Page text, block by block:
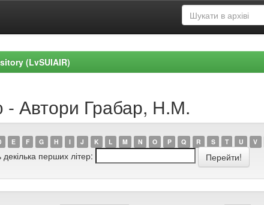
(LvSUIAIR)
- Автори Грабар, Н.М.
E F G H I J K L M N O P Q R S T U V
декілька перших літер: